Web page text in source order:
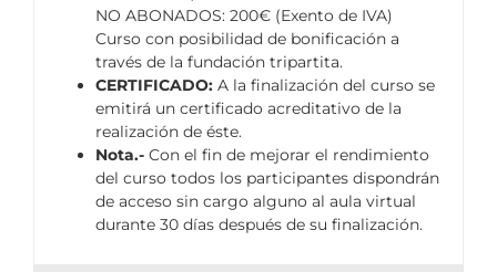
NO ABONADOS: 200€ (Exento de IVA)
Curso con posibilidad de bonificación a
través de la fundación tripartita.
CERTIFICADO: A la finalización del curso se
emitirá un certificado acreditativo de la
realización de éste.
Nota.- Con el fin de mejorar el rendimiento
del curso todos los participantes dispondrán
de acceso sin cargo alguno al aula virtual
durante 30 días después de su finalización.